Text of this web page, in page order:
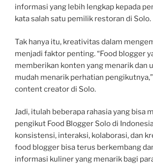
informasi yang lebih lengkap kepada
kata salah satu pemilik restoran di Solo.
Tak hanya itu, kreativitas dalam
menjadi faktor penting. “Food blogger
memberikan konten yang menarik dan
mudah menarik perhatian
content creator di Solo.
Jadi, itulah beberapa rahasia yang bisa
pengikut Food Blogger Solo di
konsistensi, interaksi, kolaborasi, dan
food blogger bisa terus berkembang
informasi kuliner yang menarik bagi